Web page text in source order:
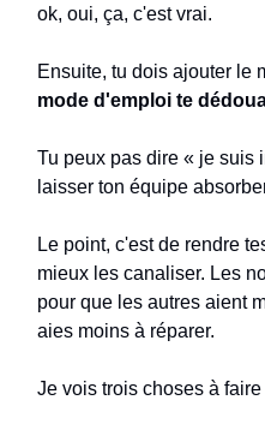
ok, oui, ça, c'est vrai.
Ensuite, tu dois ajouter le
mode d'emploi te
Tu peux pas dire « je suis
laisser ton équipe
Le point, c'est de rendre
mieux les canaliser. Les
pour que les autres aient
aies moins à réparer.
Je vois trois choses à faire